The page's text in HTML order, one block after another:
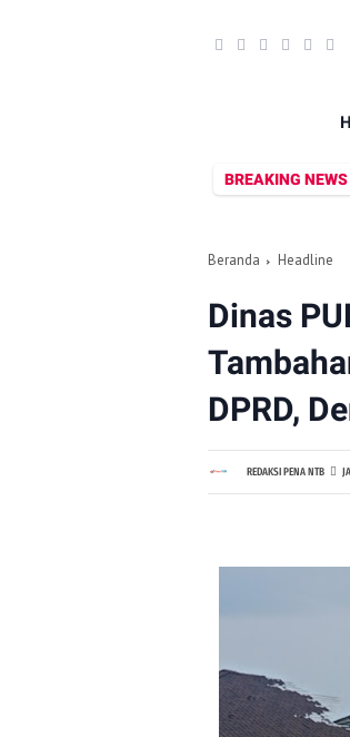
BREAKING NEWS
UTARA DORONG PROMOSI WASTRA LOKAL LEWAT
Beranda Headline
Dinas
DPRD,
REDAKSI PENA NTB